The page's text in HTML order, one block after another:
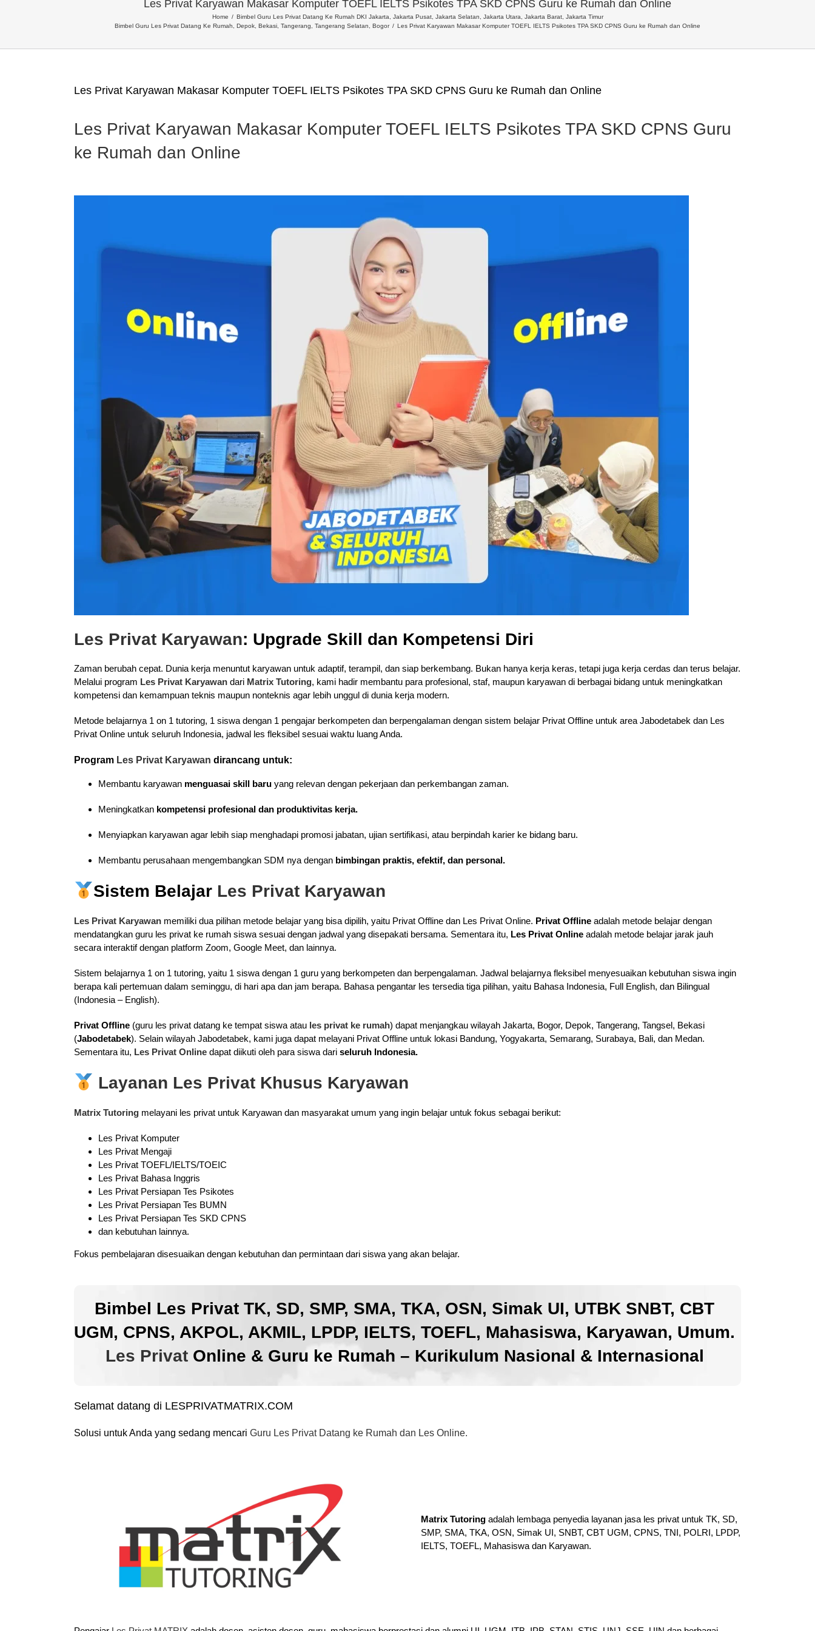
Les Privat Karyawan Makasar Komputer TOEFL IELTS Psikotes TPA SKD CPNS Guru ke Rumah dan Online
Home
Bimbel Guru Les Privat Datang Ke Rumah DKI Jakarta, Jakarta Pusat, Jakarta Selatan, Jakarta Utara, Jakarta Barat, Jakarta Timur
Bimbel Guru Les Privat Datang Ke Rumah, Depok, Bekasi, Tangerang, Tangerang Selatan, Bogor
Les Privat Karyawan Makasar Komputer TOEFL IELTS Psikotes TPA SKD CPNS Guru ke Rumah dan Online
Les Privat Karyawan Makasar Komputer TOEFL IELTS Psikotes TPA SKD CPNS Guru ke Rumah dan Online
Les Privat Karyawan Makasar Komputer TOEFL IELTS Psikotes TPA SKD CPNS Guru
ke Rumah dan Online
Les Privat Karyawan: Upgrade Skill dan Kompetensi Diri
Zaman berubah cepat. Dunia kerja menuntut karyawan untuk adaptif, terampil, dan siap berkembang. Bukan hanya kerja keras, tetapi juga kerja cerdas dan terus belajar.
Melalui program Les Privat Karyawandari Matrix Tutoring, kami hadir membantu para profesional, staf, maupun karyawan di berbagai bidang untuk meningkatkan
kompetensi dan kemampuan teknis maupun nonteknis agar lebih unggul di dunia kerja modern.
Metode belajarnya 1 on 1 tutoring, 1 siswa dengan 1 pengajar berkompeten dan berpengalaman dengan sistem belajar Privat Offline untuk area Jabodetabek dan Les
Privat Online untuk seluruh Indonesia, jadwal les fleksibel sesuai waktu luang Anda.
Program Les Privat Karyawan dirancang untuk:
Membantu karyawan menguasai skill baruyang relevan dengan pekerjaan dan perkembangan zaman.
Meningkatkan kompetensi profesional dan produktivitas kerja.
Menyiapkan karyawan agar lebih siap menghadapi promosi jabatan, ujian sertifikasi, atau berpindah karier ke bidang baru.
Membantu perusahaan mengembangkan SDM nya dengan bimbingan praktis, efektif, dan personal.
Sistem Belajar Les Privat Karyawan
Les Privat Karyawanmemiliki dua pilihan metode belajar yang bisa dipilih, yaitu Privat Offline dan Les Privat Online. Privat Offlineadalah metode belajar dengan
mendatangkan guru les privat ke rumah siswa sesuai dengan jadwal yang disepakati bersama. Sementara itu, Les Privat Onlineadalah metode belajar jarak jauh
secara interaktif dengan platform Zoom, Google Meet, dan lainnya.
Sistem belajarnya 1 on 1 tutoring, yaitu 1 siswa dengan 1 guru yang berkompeten dan berpengalaman. Jadwal belajarnya fleksibel menyesuaikan kebutuhan siswa ingin
berapa kali pertemuan dalam seminggu, di hari apa dan jam berapa. Bahasa pengantar les tersedia tiga pilihan, yaitu Bahasa Indonesia, Full English, dan Bilingual
(Indonesia – English).
Privat Offline(guru les privat datang ke tempat siswa ataules privat ke rumah) dapat menjangkau wilayah Jakarta, Bogor, Depok, Tangerang, Tangsel, Bekasi
(Jabodetabek). Selain wilayah Jabodetabek, kami juga dapat melayani Privat Offline untuk lokasi Bandung, Yogyakarta, Semarang, Surabaya, Bali, dan Medan.
Sementara itu, Les Privat Onlinedapat diikuti oleh para siswa dari seluruh Indonesia.
Layanan Les Privat Khusus Karyawan
Matrix Tutoring melayani les privat untuk Karyawan dan masyarakat umum yang ingin belajar untuk fokus sebagai berikut:
Les Privat Komputer
Les Privat Mengaji
Les Privat TOEFL/IELTS/TOEIC
Les Privat Bahasa Inggris
Les Privat Persiapan Tes Psikotes
Les Privat Persiapan Tes BUMN
Les Privat Persiapan Tes SKD CPNS
dan kebutuhan lainnya.
Fokus pembelajaran disesuaikan dengan kebutuhan dan permintaan dari siswa yang akan belajar.
Bimbel Les Privat TK, SD, SMP, SMA, TKA, OSN, Simak UI, UTBK SNBT, CBT
UGM, CPNS, AKPOL, AKMIL, LPDP, IELTS, TOEFL, Mahasiswa, Karyawan, Umum.
Les PrivatOnline & Guru ke Rumah – Kurikulum Nasional & Internasional
Selamat datang di LESPRIVATMATRIX.COM
Solusi untuk Anda yang sedang mencari Guru Les Privat Datang ke Rumah dan Les Online.
Matrix Tutoring adalah lembaga penyedia layanan jasa les privat untuk TK, SD,
SMP, SMA, TKA, OSN, Simak UI, SNBT, CBT UGM, CPNS, TNI, POLRI, LPDP,
IELTS, TOEFL, Mahasiswa dan Karyawan.